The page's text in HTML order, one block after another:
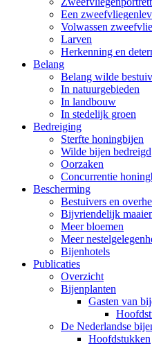
Een
Volwassen
Larven
Herkenning en
Belang
Belang wilde
In natuurgebieden
In landbouw
In stedelijk groen
Bedreiging
Sterfte honingbijen
Wilde bijen bedreigd
Oorzaken
Concurrentie
Bescherming
Bestuivers en
Bijvriendelijk
Meer bloemen
Meer
Bijenhotels
Publicaties
Overzicht
Bijenplanten
Gasten van
De Nederlandse
Hoofdstukken